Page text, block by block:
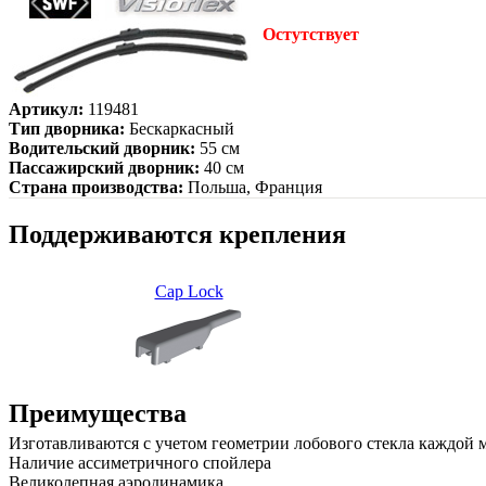
Остутствует
Артикул: 119481
Тип дворника: Бескаркасный
Водительский дворник: 55 см
Пассажирский дворник: 40 см
Страна производства: Польша, Франция
Поддерживаются крепления
Cap Lock
Преимущества
Изготавливаются с учетом геометрии лобового стекла
Наличие ассиметричного спойлера
Великолепная аэродинамика